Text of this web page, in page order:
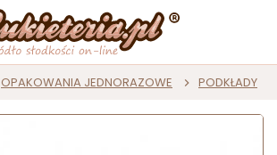
OPAKOWANIA JEDNORAZOWE PODKŁADY